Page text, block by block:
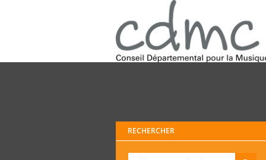
RECHERCHER